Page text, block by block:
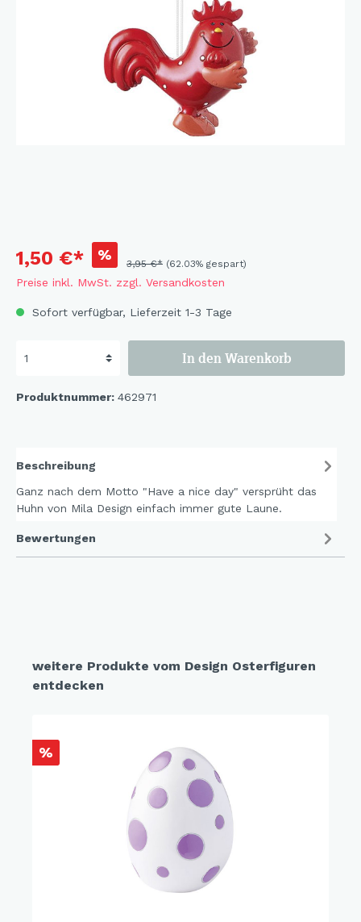
1,50 €* %
3,95 €* (62.03% gespart)
Preise inkl. MwSt. zzgl. Versandkosten
Sofort verfügbar, Lieferzeit 1-3 Tage
In den Warenkorb
Produktnummer: 462971
Beschreibung
Ganz nach dem Motto "Have a nice day" versprüht das
Huhn von Mila Design einfach immer gute Laune.
Bewertungen
weitere Produkte vom Design Osterfiguren
entdecken
%